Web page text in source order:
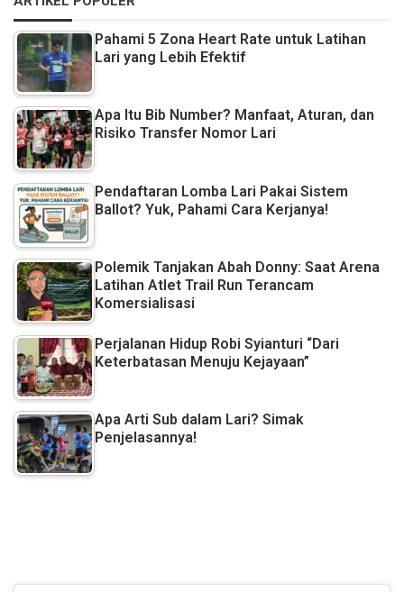
Pahami 5 Zona Heart Rate untuk Latihan
Lari yang Lebih Efektif
Apa Itu Bib Number? Manfaat, Aturan, dan
Risiko Transfer Nomor Lari
Pendaftaran Lomba Lari Pakai Sistem
Ballot? Yuk, Pahami Cara Kerjanya!
Polemik Tanjakan Abah Donny: Saat Arena
Latihan Atlet Trail Run Terancam
Komersialisasi
Perjalanan Hidup Robi Syianturi “Dari
Keterbatasan Menuju Kejayaan”
Apa Arti Sub dalam Lari? Simak
Penjelasannya!